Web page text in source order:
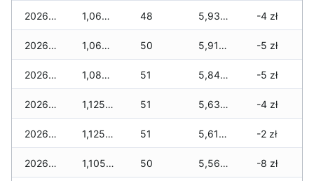
2026-05-09 1,060 zł 48 5,930 zł -4 zł
2026-05-08 1,060 zł 50 5,910 zł -5 zł
2026-05-07 1,080 zł 51 5,845 zł -5 zł
2026-05-06 1,125 zł 51 5,630 zł -4 zł
2026-05-05 1,125 zł 51 5,610 zł -2 zł
2026-05-04 1,105 zł 50 5,565 zł -8 zł